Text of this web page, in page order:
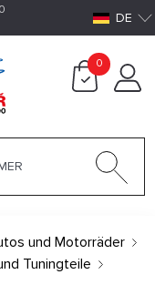
DE
0
und Motorräder
Tuningteile